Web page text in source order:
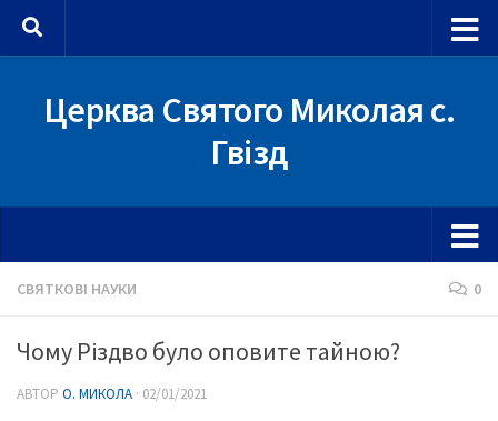
Skip to content
Церква Святого Миколая с.
Гвізд
СВЯТКОВІ НАУКИ 0
Чому Різдво було оповите тайною?
АВТОР О. МИКОЛА · 02/01/2021